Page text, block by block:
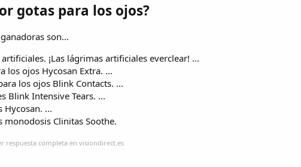
gotas para los ojos?
son…
¡Las lágrimas artificiales everclear! ...
los ojos Hycosan Extra. ...
los ojos Blink Contacts. ...
Blink Intensive Tears. ...
Hycosan. ...
monodosis Clinitas Soothe.
respuesta completa en visiondirect.es